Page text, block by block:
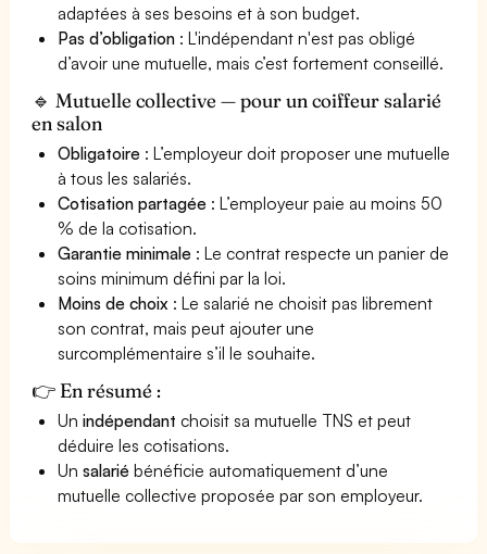
adaptées à ses besoins et à son budget.
Pas d’obligation : L'indépendant n'est pas obligé
d’avoir une mutuelle, mais c’est fortement conseillé.
🔹 Mutuelle collective — pour un coiffeur salarié
en salon
Obligatoire : L’employeur doit proposer une mutuelle
à tous les salariés.
Cotisation partagée : L’employeur paie au moins 50
% de la cotisation.
Garantie minimale : Le contrat respecte un panier de
soins minimum défini par la loi.
Moins de choix : Le salarié ne choisit pas librement
son contrat, mais peut ajouter une
surcomplémentaire s’il le souhaite.
👉 En résumé :
Unindépendant choisit sa mutuelle TNS et peut
déduire les cotisations.
Unsalarié bénéficie automatiquement d’une
mutuelle collective proposée par son employeur.